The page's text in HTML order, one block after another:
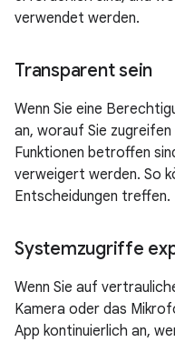
verwendet werden.
Transparent sein
Wenn Sie eine
an, worauf Sie
Funktionen betroffen
verweigert werden. So
Entscheidungen treffen.
Systemzugriffe
Wenn Sie auf
Kamera oder das
App kontinuierlich an,